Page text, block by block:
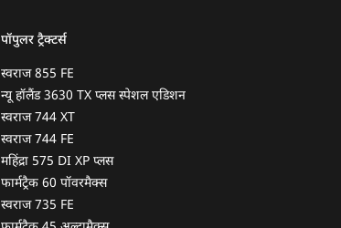
पॉपुलर ट्रैक्टर्स
स्वराज 855 FE
न्यू हॉलैंड 3630 TX प्लस स्पेशल एडिशन
स्वराज 744 XT
स्वराज 744 FE
महिंद्रा 575 DI XP प्लस
फार्मट्रैक 60 पॉवरमैक्स
स्वराज 735 FE